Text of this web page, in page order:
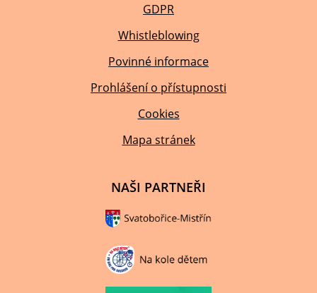
GDPR
Whistleblowing
Povinné informace
Prohlášení o přístupnosti
Cookies
Mapa stránek
NAŠI PARTNEŘI